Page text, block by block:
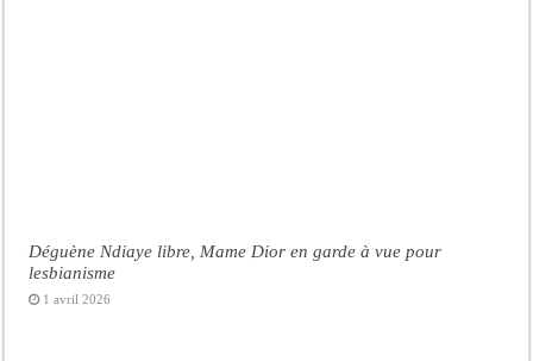
Déguène Ndiaye libre, Mame Dior en garde à vue pour
lesbianisme
1 avril 2026